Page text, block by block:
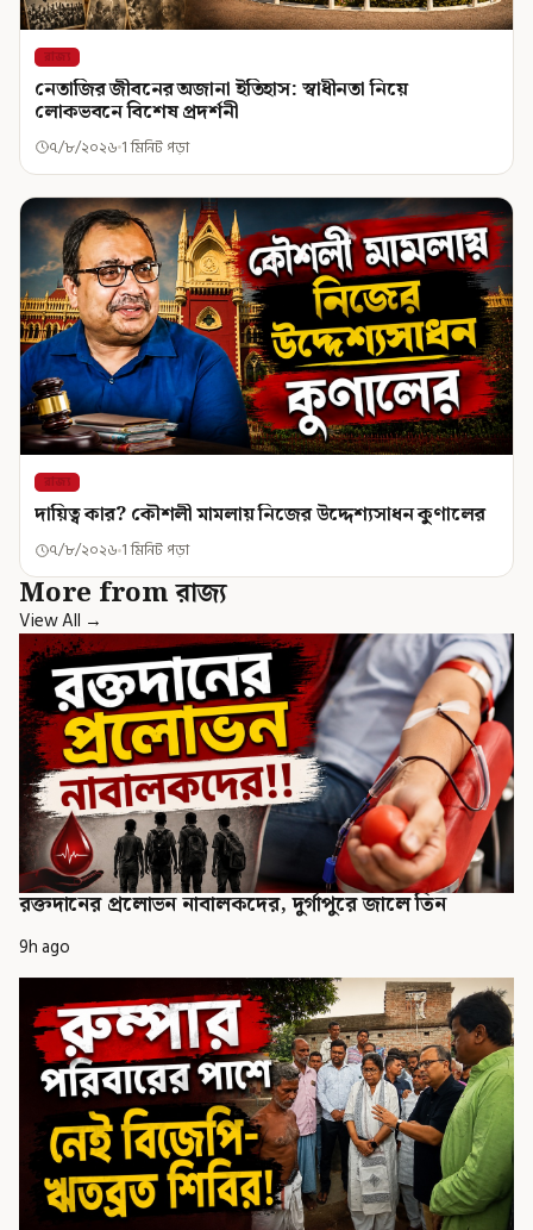
রাজ্য
নেতাজির জীবনের অজানা ইতিহাস: স্বাধীনতা নিয়ে
লোকভবনে বিশেষ প্রদর্শনী
৭/৮/২০২৬ 1 মিনিট পড়া
রাজ্য
দায়িত্ব কার? কৌশলী মামলায় নিজের উদ্দেশ্যসাধন কুণালের
৭/৮/২০২৬ 1 মিনিট পড়া
More from রাজ্য
View All →
রক্তদানের প্রলোভন নাবালকদের, দুর্গাপুরে জালে তিন
9h ago